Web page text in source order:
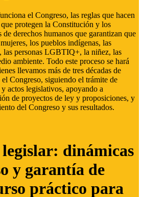
el Congreso, las reglas que hacen
protegen la Constitución y los
de derechos humanos que garantizan que
los pueblos indígenas, las
las personas LGBTIQ+, la niñez, las
ambiente. Todo este proceso se hará
llevamos más de tres décadas de
Congreso, siguiendo el trámite de
actos legislativos, apoyando a
de proyectos de ley y proposiciones, y
del Congreso y sus resultados.
dinámicas
y garantía de
práctico para